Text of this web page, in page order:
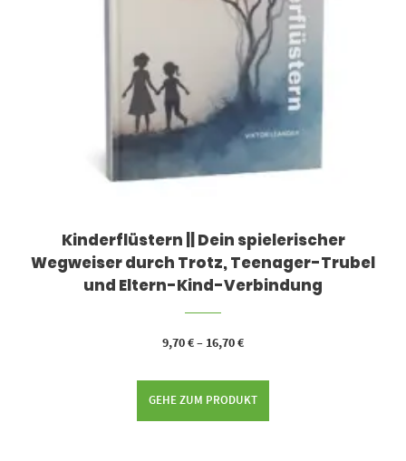
Kinderflüstern || Dein spielerischer
Wegweiser durch Trotz, Teenager-Trubel
und Eltern-Kind-Verbindung
9,70€– 16,70€
GEHE ZUM PRODUKT